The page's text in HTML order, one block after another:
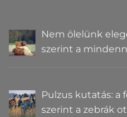
Nem ölelünk
szerint a
Pulzus kutatás: a
szerint a zebrák